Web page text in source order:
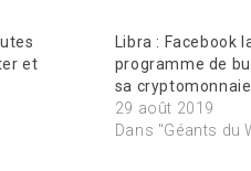
et
Libra : Facebook
programme de
sa cryptomonnaie
29 août 2019
Dans "Géants du